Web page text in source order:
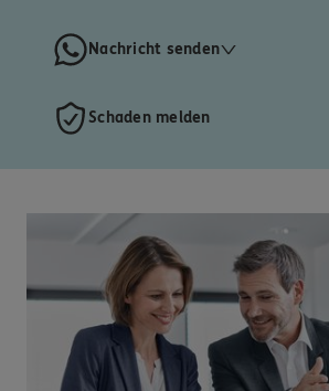
Nachricht senden
Schaden melden